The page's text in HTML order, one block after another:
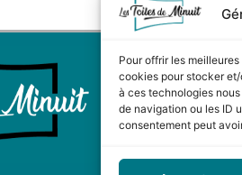
Pour offrir les
cookies pour stocker
à ces technologies
de navigation ou les ID
consentement peut